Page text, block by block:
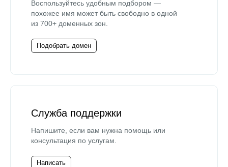
Воспользуйтесь удобным подбором —
похожее имя может быть свободно в одной
из 700+ доменных зон.
Подобрать домен
Служба поддержки
Напишите, если вам нужна помощь или
консультация по услугам.
Написать